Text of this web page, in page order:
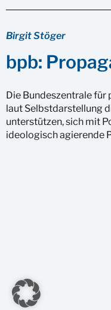
Birgit Stöger
bpb:
Die Bundeszentrale
laut Selbstdarstellung
unterstützen, sich mit
ideologisch agierende